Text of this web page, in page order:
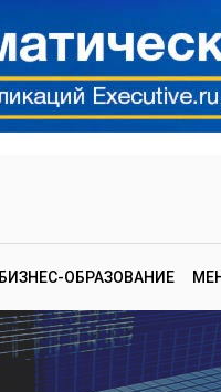
БИЗНЕС-ОБРАЗОВАНИЕ